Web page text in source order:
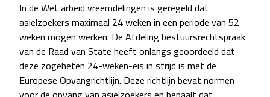
In de Wet arbeid vreemdelingen is geregeld dat
asielzoekers maximaal 24 weken in een periode van 52
weken mogen werken. De Afdeling bestuursrechtspraak
van de Raad van State heeft onlangs geoordeeld dat
deze zogeheten 24-weken-eis in strijd is met de
Europese Opvangrichtlijn. Deze richtlijn bevat normen